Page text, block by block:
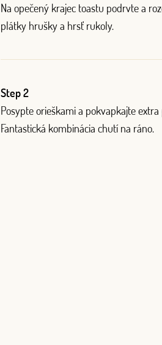
Na opečený krajec toastu podrvte a
plátky hrušky a hrsť rukoly.
Step 2
Posypte orieškami a pokvapkajte
Fantastická kombinácia chutí na ráno.
Log in with Facebook